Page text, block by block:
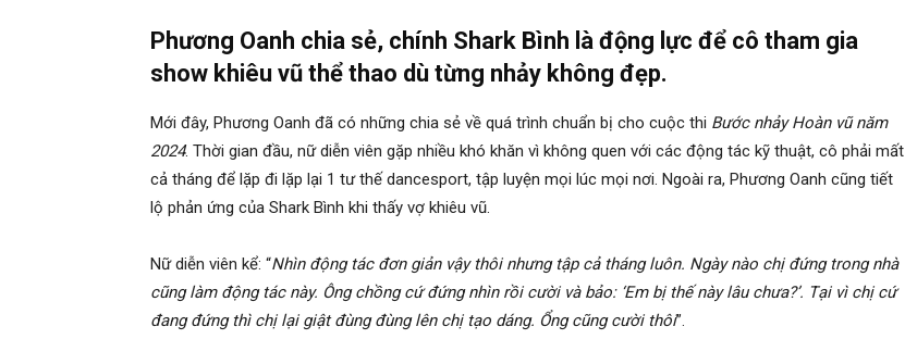
Phương Oanh chia sẻ, chính Shark Bình là động lực để cô tham gia
show khiêu vũ thể thao dù từng nhảy không đẹp.
Mới đây, Phương Oanh đã có những chia sẻ về quá trình chuẩn bị cho cuộc thi Bước nhảy Hoàn vũ năm
2024. Thời gian đầu, nữ diễn viên gặp nhiều khó khăn vì không quen với các động tác kỹ thuật, cô phải mất
cả tháng để lặp đi lặp lại 1 tư thế dancesport, tập luyện mọi lúc mọi nơi. Ngoài ra, Phương Oanh cũng tiết
lộ phản ứng của Shark Bình khi thấy vợ khiêu vũ.
Nữ diễn viên kể: “Nhìn động tác đơn giản vậy thôi nhưng tập cả tháng luôn. Ngày nào chị đứng trong nhà
cũng làm động tác này. Ông chồng cứ đứng nhìn rồi cười và bảo: ‘Em bị thế này lâu chưa?’. Tại vì chị cứ
đang đứng thì chị lại giật đùng đùng lên chị tạo dáng. Ổng cũng cười thôi”.